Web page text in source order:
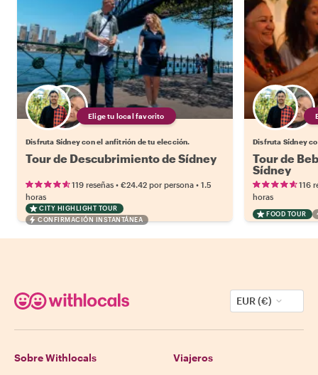
Elige tu local favorito
Disfruta Sídney con el anfitrión de tu elección.
Tour de Descubrimiento de Sídney
119 reseñas • €24.42 por persona • 1.5
horas
CITY HIGHLIGHT TOUR
CONFIRMACIÓN INSTANTÁNEA
Disfruta Sídney
Tour de
Sídney
116
horas
FOOD TOUR
EUR (€)
Sobre Withlocals Viajeros